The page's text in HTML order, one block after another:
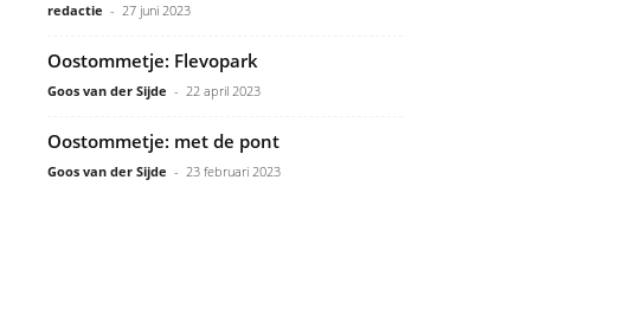
redactie - 27 juni 2023
Oostommetje: Flevopark
Goos van der Sijde - 22 april 2023
Oostommetje: met de pont
Goos van der Sijde - 23 februari 2023